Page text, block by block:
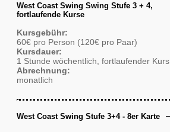
West Coast Swing Swing Stufe 3 + 4,
fortlaufende Kurse
Kursgebühr:
60€ pro Person (120€ pro Paar)
Kursdauer:
1 Stunde wöchentlich, fortlaufender Kurs
Abrechnung:
monatlich
West Coast Swing Stufe 3+4 - 8er Karte